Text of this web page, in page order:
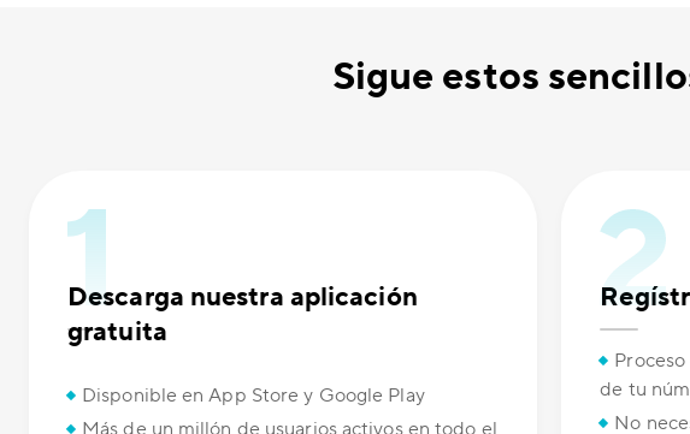
Sigue estos
Descarga nuestra aplicación
gratuita
Disponible en App Store y Google Play
de tu
No